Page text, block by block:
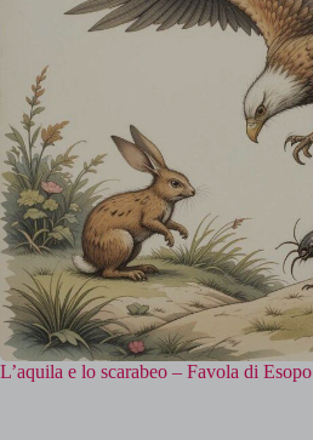
L’aquila e lo scarabeo – Favola di Esopo